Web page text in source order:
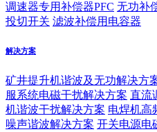
调速器专用补偿器PFC 无功补
投切开关 滤波补偿用电容器
解决方案
矿井提升机谐波及无功解决方
服系统电磁干扰解决方案 直流
机谐波干扰解决方案 电焊机高
噪声谐波解决方案 开关电源电